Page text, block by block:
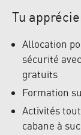
Tu
Allocation
sécurité
gratuits
Formation
Activités
cabane à